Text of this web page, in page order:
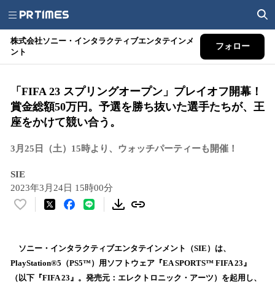
株式会社ソニー・インタラクティブエンタテインメ
ント
フォロー
「FIFA 23 スプリングオープン」プレイオフ開幕！
賞金総額50万円。予選を勝ち抜いた選手たちが、王
座をかけて競い合う。
3月25日（土）15時より、ウォッチパーティーも開催！
SIE
2023年3月24日 15時00分
い
！
数
を
ソニー・インタラクティブエンタテインメント（SIE）は、
PlayStation®5（PS5™）用ソフトウェア『EA SPORTS™ FIFA 23』
（以下『FIFA 23』。発売元：エレクトロニック・アーツ）を起用し、